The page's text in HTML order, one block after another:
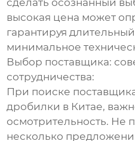
сделать осознанный
высокая цена может
гарантируя
минимальное
Выбор поставщика:
сотрудничества:
При поиске
дробилки в Китае,
осмотрительность. Не
несколько